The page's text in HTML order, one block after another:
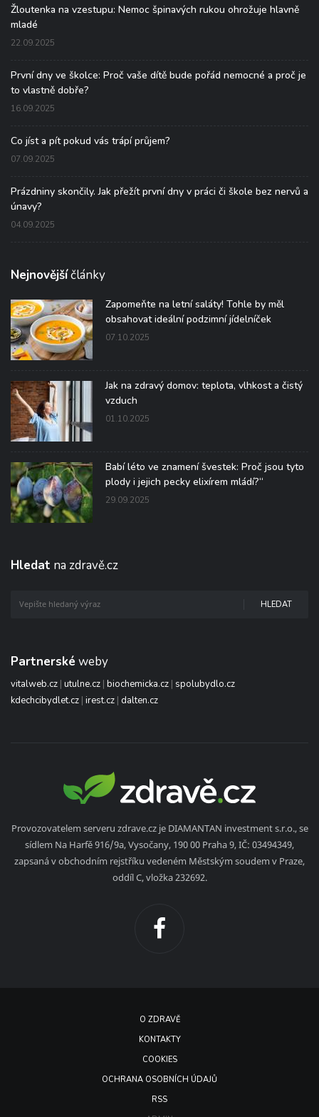
Žloutenka na vzestupu: Nemoc špinavých rukou ohrožuje hlavně
mladé
22.09.2025
První dny ve školce: Proč vaše dítě bude pořád nemocné a proč je
to vlastně dobře?
16.09.2025
Co jíst a pít pokud vás trápí průjem?
07.09.2025
Prázdniny skončily. Jak přežít první dny v práci či škole bez nervů a
únavy?
04.09.2025
Nejnovějšíčlánky
Zapomeňte na letní saláty! Tohle by měl
obsahovat ideální podzimní jídelníček
07.10.2025
Jak na zdravý domov: teplota, vlhkost a čistý
vzduch
01.10.2025
Babí léto ve znamení švestek: Proč jsou tyto
plody i jejich pecky elixírem mládí?“
29.09.2025
Hledat na zdravě.cz
HLEDAT
Partnerské weby
vitalweb.cz | utulne.cz | biochemicka.cz | spolubydlo.cz
kdechcibydlet.cz | irest.cz | dalten.cz
Provozovatelem serveru zdrave.cz je DIAMANTAN investment s.r.o., se
sídlem Na Harfě 916/9a, Vysočany, 190 00 Praha 9, IČ: 03494349,
zapsaná v obchodním rejstříku vedeném Městským soudem v Praze,
oddíl C, vložka 232692.
O ZDRAVĚ
KONTAKTY
COOKIES
OCHRANA OSOBNÍCH ÚDAJŮ
RSS